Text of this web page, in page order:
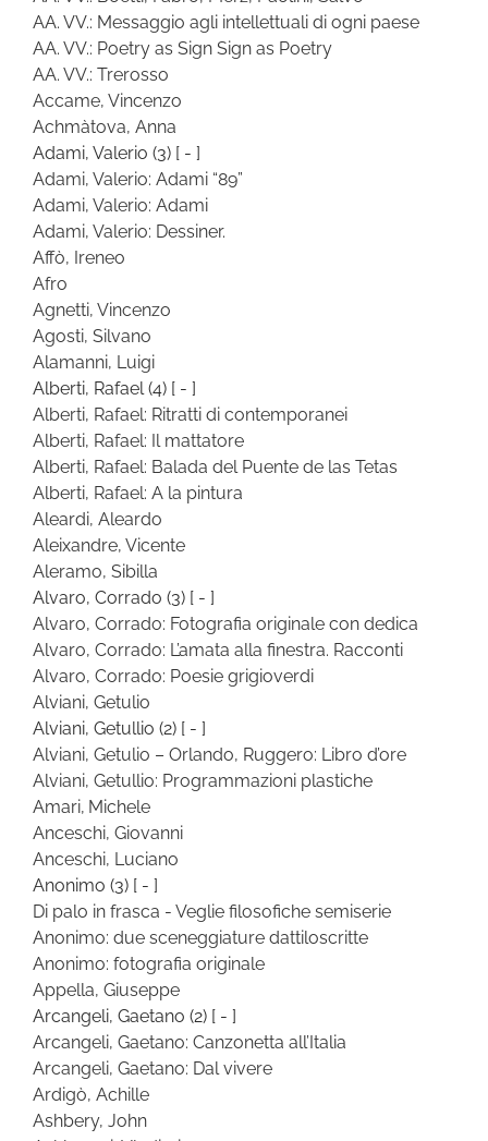
AA. VV.: Messaggio agli intellettuali di ogni paese
AA. VV.: Poetry as Sign Sign as Poetry
AA. VV.: Trerosso
Accame, Vincenzo
Achmàtova, Anna
Adami, Valerio (3) [ - ]
Adami, Valerio: Adami “89”
Adami, Valerio: Adami
Adami, Valerio: Dessiner.
Affò, Ireneo
Afro
Agnetti, Vincenzo
Agosti, Silvano
Alamanni, Luigi
Alberti, Rafael (4) [ - ]
Alberti, Rafael: Ritratti di contemporanei
Alberti, Rafael: Il mattatore
Alberti, Rafael: Balada del Puente de las Tetas
Alberti, Rafael: A la pintura
Aleardi, Aleardo
Aleixandre, Vicente
Aleramo, Sibilla
Alvaro, Corrado (3) [ - ]
Alvaro, Corrado: Fotografia originale con dedica
Alvaro, Corrado: L’amata alla finestra. Racconti
Alvaro, Corrado: Poesie grigioverdi
Alviani, Getulio
Alviani, Getullio (2) [ - ]
Alviani, Getulio – Orlando, Ruggero: Libro d’ore
Alviani, Getullio: Programmazioni plastiche
Amari, Michele
Anceschi, Giovanni
Anceschi, Luciano
Anonimo (3) [ - ]
Di palo in frasca - Veglie filosofiche semiserie
Anonimo: due sceneggiature dattiloscritte
Anonimo: fotografia originale
Appella, Giuseppe
Arcangeli, Gaetano (2) [ - ]
Arcangeli, Gaetano: Canzonetta all’Italia
Arcangeli, Gaetano: Dal vivere
Ardigò, Achille
Ashbery, John